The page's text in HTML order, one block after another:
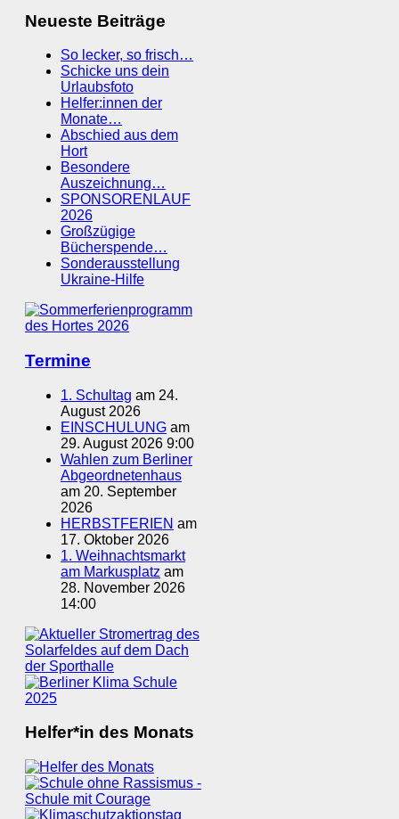
Neueste Beiträge
So lecker, so frisch…
Schicke uns dein
Urlaubsfoto
Helfer:innen der
Monate…
Abschied aus dem
Hort
Besondere
Auszeichnung…
SPONSORENLAUF
2026
Großzügige
Bücherspende…
Sonderausstellung
Ukraine-Hilfe
Termine
1. Schultag am 24.
August 2026
EINSCHULUNG am
29. August 2026 9:00
Wahlen zum Berliner
Abgeordnetenhaus
am 20. September
2026
HERBSTFERIEN am
17. Oktober 2026
1. Weihnachtsmarkt
am Markusplatz am
28. November 2026
14:00
Helfer*in des Monats